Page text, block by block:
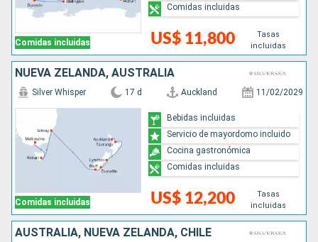
Comidas incluidas US$ 11,800
Tasas
incluidas
Comidas incluidas
NUEVA ZELANDA, AUSTRALIA
Comidas incluidas
Silver Whisper 17 d Auckland 11/02/2029
US$ 12,200
Tasas
incluidas
Bebidas incluidas
Servicio de mayordomo incluido
Cocina gastronómica
Comidas incluidas
AUSTRALIA, NUEVA ZELANDA, CHILE